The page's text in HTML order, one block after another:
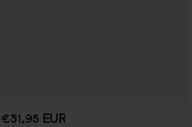
€31,95 EUR